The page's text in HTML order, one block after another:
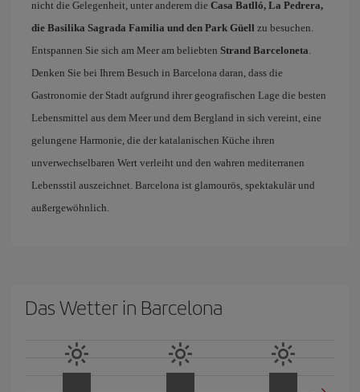
nicht die Gelegenheit, unter anderem die Casa Batlló, La Pedrera,
die Basilika Sagrada Familia und den Park Güell zu besuchen.
Entspannen Sie sich am Meer am beliebten Strand Barceloneta.
Denken Sie bei Ihrem Besuch in Barcelona daran, dass die
Gastronomie der Stadt aufgrund ihrer geografischen Lage die besten
Lebensmittel aus dem Meer und dem Bergland in sich vereint, eine
gelungene Harmonie, die der katalanischen Küche ihren
unverwechselbaren Wert verleiht und den wahren mediterranen
Lebensstil auszeichnet. Barcelona ist glamourös, spektakulär und
außergewöhnlich.
Das Wetter in Barcelona